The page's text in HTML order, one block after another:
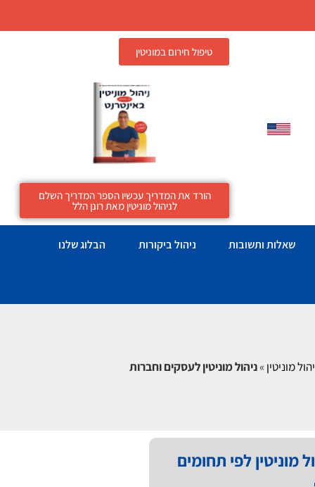
טיפול חירום במוניטין
הורד את המדריך עכשיו הספר המדריך השלם
לניהול מוניטין מאת רונן הלל
שאלות ותשובות ניהול ביקורות הבלוג שלנו
מוניטין »ניהול מוניטין לעסקים וחברות
מוניטין לפי תחומים